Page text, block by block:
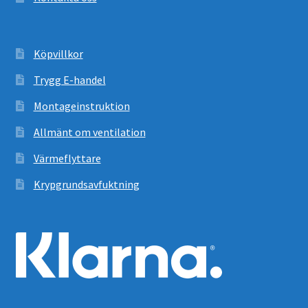
Köpvillkor
Trygg E-handel
Montageinstruktion
Allmänt om ventilation
Värmeflyttare
Krypgrundsavfuktning